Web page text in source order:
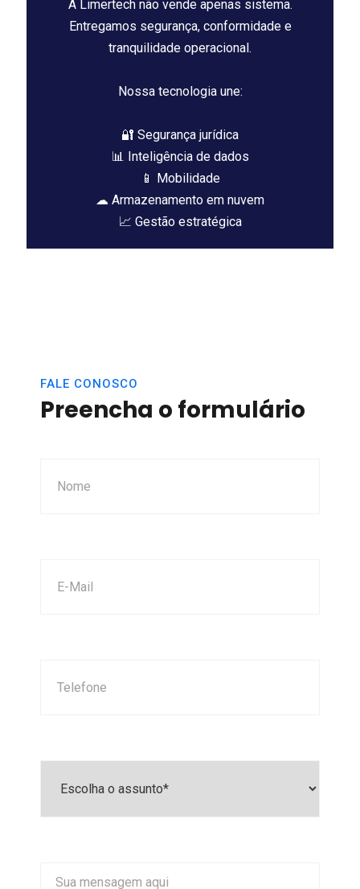
A Limertech não vende apenas sistema.
Entregamos segurança, conformidade e
tranquilidade operacional.
Nossa tecnologia une:
🔐 Segurança jurídica
📊 Inteligência de dados
📱 Mobilidade
☁ Armazenamento em nuvem
📈 Gestão estratégica
FALE CONOSCO
Preencha o formulário